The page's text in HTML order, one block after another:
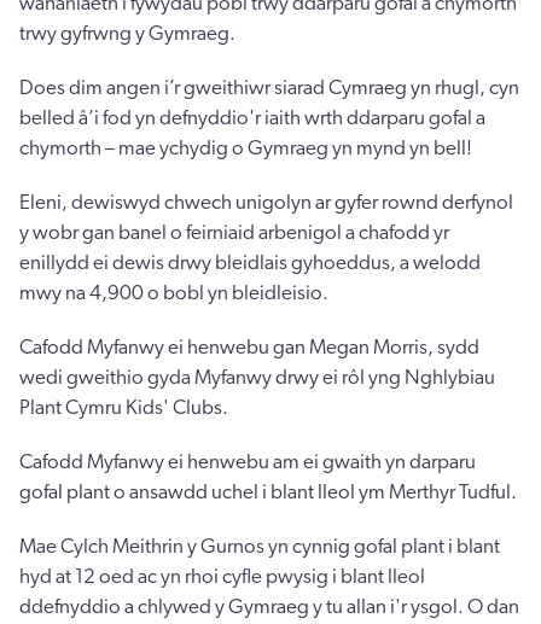
trwy gyfrwng y Gymraeg.
Does dim angen i’r gweithiwr siarad Cymraeg yn rhugl, cyn
belled â’i fod yn defnyddio'r iaith wrth ddarparu gofal a
chymorth – mae ychydig o Gymraeg yn mynd yn bell!
Eleni, dewiswyd chwech unigolyn ar gyfer rownd derfynol
y wobr gan banel o feirniaid arbenigol a chafodd yr
enillydd ei dewis drwy bleidlais gyhoeddus, a welodd
mwy na 4,900 o bobl yn bleidleisio.
Cafodd Myfanwy ei henwebu gan Megan Morris, sydd
wedi gweithio gyda Myfanwy drwy ei rôl yng Nghlybiau
Plant Cymru Kids' Clubs.
Cafodd Myfanwy ei henwebu am ei gwaith yn darparu
gofal plant o ansawdd uchel i blant lleol ym Merthyr Tudful.
Mae Cylch Meithrin y Gurnos yn cynnig gofal plant i blant
hyd at 12 oed ac yn rhoi cyfle pwysig i blant lleol
ddefnyddio a chlywed y Gymraeg y tu allan i'r ysgol. O dan